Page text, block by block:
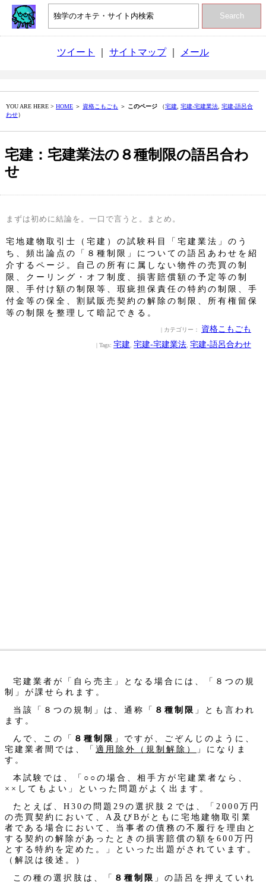
Search
ツイート サイトマップ｜ メール
YOU ARE HERE > HOME ＞ 資格こもごも ＞ このページ （宅建 宅建‐宅建業法 宅建‐語呂合
わせ）
宅建：宅建業法の８種制限の語呂合わ
せ
まずは初めに結論を。一口で言うと。まとめ。
宅地建物取引士（宅建）の試験科目「宅建業法」のう
ち、頻出論点の「８種制限」についての語呂あわせを紹
介するページ。自己の所有に属しない物件の売買の制
限、クーリング・オフ制度、損害賠償額の予定等の制
限、手付け額の制限等、瑕疵担保責任の特約の制限、手
付金等の保全、割賦販売契約の解除の制限、所有権留保
等の制限を整理して暗記できる。
| カテゴリー： 資格こもごも
| Tags: 宅建 宅建‐宅建業法 宅建‐語呂合わせ
宅建業者が「自ら売主」となる場合には、「８つの規
制」が課せられます。
当該「８つの規制」は、通称「 ８種制限 」とも言われ
ます。
んで、この「 ８種制限 」ですが、ごぞんじのように、
宅建業者間では、「 適用除外（規制解除）
」になりま
す。
本試験では、「○○の場合、相手方が宅建業者なら、
××してもよい」といった問題がよく出ます。
たとえば、H30の問題29の選択肢２では、「2000万円
の売買契約において、A及びBがともに宅地建物取引業
者である場合において、当事者の債務の不履行を理由と
する契約の解除があったときの損害賠償の額を600万円
とする特約を定めた。」といった出題がされています。
（解説は後述。）
この種の選択肢は、「 ８種制限 」の語呂を押えていれ